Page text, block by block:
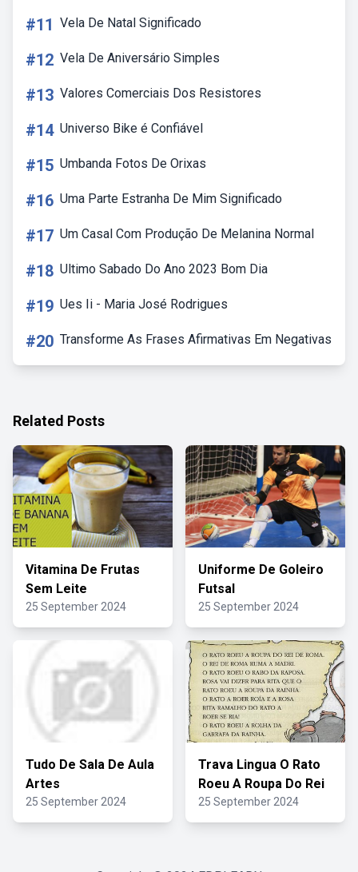
#11 Vela De Natal Significado
#12 Vela De Aniversário Simples
#13 Valores Comerciais Dos Resistores
#14 Universo Bike é Confiável
#15 Umbanda Fotos De Orixas
#16 Uma Parte Estranha De Mim Significado
#17 Um Casal Com Produção De Melanina Normal
#18 Ultimo Sabado Do Ano 2023 Bom Dia
#19 Ues Ii - Maria José Rodrigues
#20 Transforme As Frases Afirmativas Em Negativas
Related Posts
Vitamina De Frutas
Sem Leite
25 September 2024
Uniforme De Goleiro
Futsal
25 September 2024
Tudo De Sala De Aula
Artes
25 September 2024
Trava Lingua O Rato
Roeu A Roupa Do Rei
25 September 2024